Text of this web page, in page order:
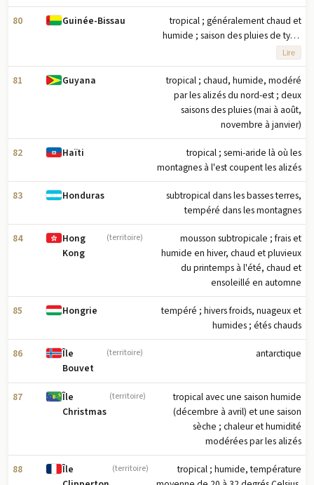
80 Guinée-Bissau
tropical ; généralement chaud et
humide ; saison des pluies de type
mousson (juin à novembre) avec des
vents du sud-ouest ; saison sèche
(décembre à mai) avec des vents
d'harmattan du nord-est
Lire
81 Guyana
tropical ; chaud, humide, modéré
par les alizés du nord-est ; deux
saisons des pluies (mai à août,
novembre à janvier)
82 Haïti
tropical ; semi-aride là où les
montagnes à l'est coupent les alizés
83 Honduras
subtropical dans les basses terres,
tempéré dans les montagnes
84
Hong
Kong
(territoire)
mousson subtropicale ; frais et
humide en hiver, chaud et pluvieux
du printemps à l'été, chaud et
ensoleillé en automne
85 Hongrie
tempéré ; hivers froids, nuageux et
humides ; étés chauds
86
Île
Bouvet
(territoire) antarctique
87
Île
Christmas
(territoire)
tropical avec une saison humide
(décembre à avril) et une saison
sèche ; chaleur et humidité
modérées par les alizés
88
Île
(territoire)
tropical ; humide, température